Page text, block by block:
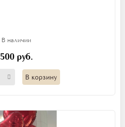
В наличии
500 руб.
В корзину